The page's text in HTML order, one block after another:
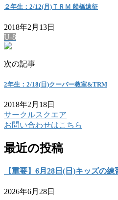
２年生：2/12(月)ＴＲＭ 船橋遠征
2018年2月13日
U-8
次の記事
2年生：2/18(日)クーバー教室&TRM
2018年2月18日
サークルスクエア
お問い合わせはこちら
最近の投稿
【重要】6月28日(日)キッズの
2026年6月28日